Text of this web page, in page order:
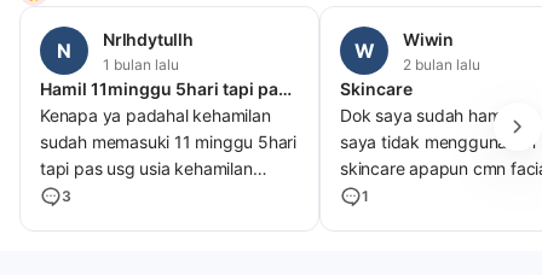
N Nrlhdytullh
1 bulan lalu
Hamil 11minggu 5hari tapi pas usg kehamilan 6 minggu dan masih kelihatan kantung kehamilan belum ada janin dan seminggut
Kenapa ya padahal kehamilan
sudah memasuki 11 minggu 5hari
tapi pas usg usia kehamilan
6minggu 3 hari dan yg terlihat
3
W Wiwin
2 bulan lalu
Skincare
Dok saya sudah hamil Tm
saya tidak menggunakan
skincare apapun cmn
skintific yg biru , saya
1